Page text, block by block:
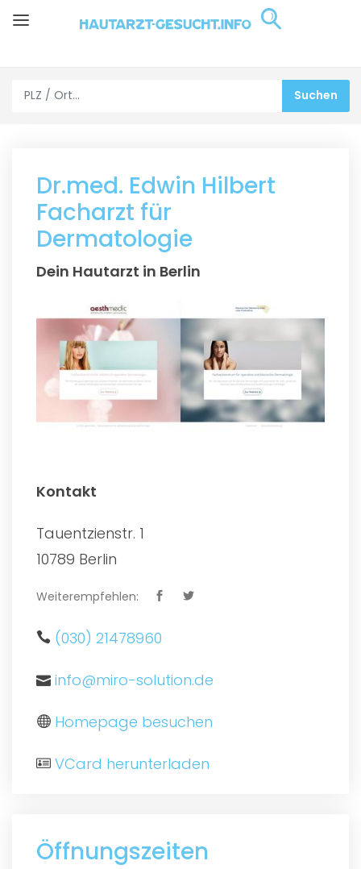
Dr.med. Edwin Hilbert
Facharzt für
Dermatologie
Dein Hautarzt in Berlin
Kontakt
Tauentzienstr. 1
10789 Berlin
Weiterempfehlen:
(030) 21478960
info@miro-solution.de
Homepage besuchen
VCard herunterladen
Öffnungszeiten